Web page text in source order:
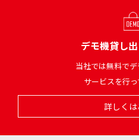
デモ機貸し
当社では無料で
サービスを行っ
詳しくは